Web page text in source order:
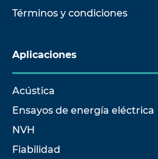
Términos y condiciones
Aplicaciones
Acústica
Ensayos de energía eléctrica
NVH
Fiabilidad